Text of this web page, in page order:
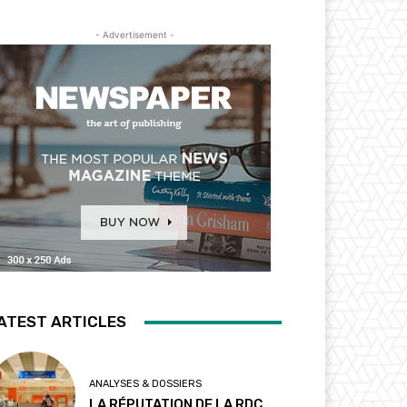
- Advertisement -
ARTICLES
ANALYSES & DOSSIERS